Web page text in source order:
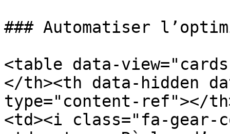
### Automatiser
<table data-
</th><th data-hidden
type="content-ref"></
<td><i class="fa-gear-